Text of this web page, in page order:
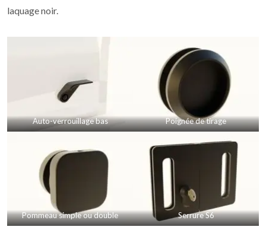
laquage noir.
Auto-verrouillage bas Poignée de tirage
Pommeau simple ou double Serrure S6